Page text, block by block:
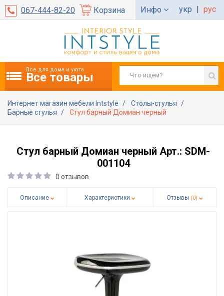
067-444-82-20 Корзина Инфо укр | рус
Все для дома и уюта
Все товары
Интернет магазин мебели Intstyle
Столы-стулья
Барные стулья
Стул барный Домиан черный
Стул барный Домиан черный Арт.: SDM-
001104
0 отзывов
Описание Характеристики Отзывы (0)